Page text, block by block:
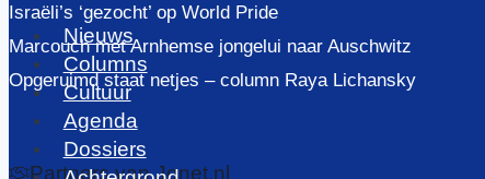
Nieuws
Columns
Cultuur
Agenda
Dossiers
Israëli’s ‘gezocht’ op World Pride
Marcouch met Arnhemse jongelui naar Auschwitz
Opgeruimd staat netjes – column Raya Lichansky
Partners van Jonet.nl